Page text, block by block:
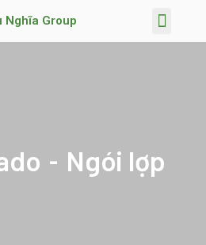
Nghĩa Group
- Ngói lợp